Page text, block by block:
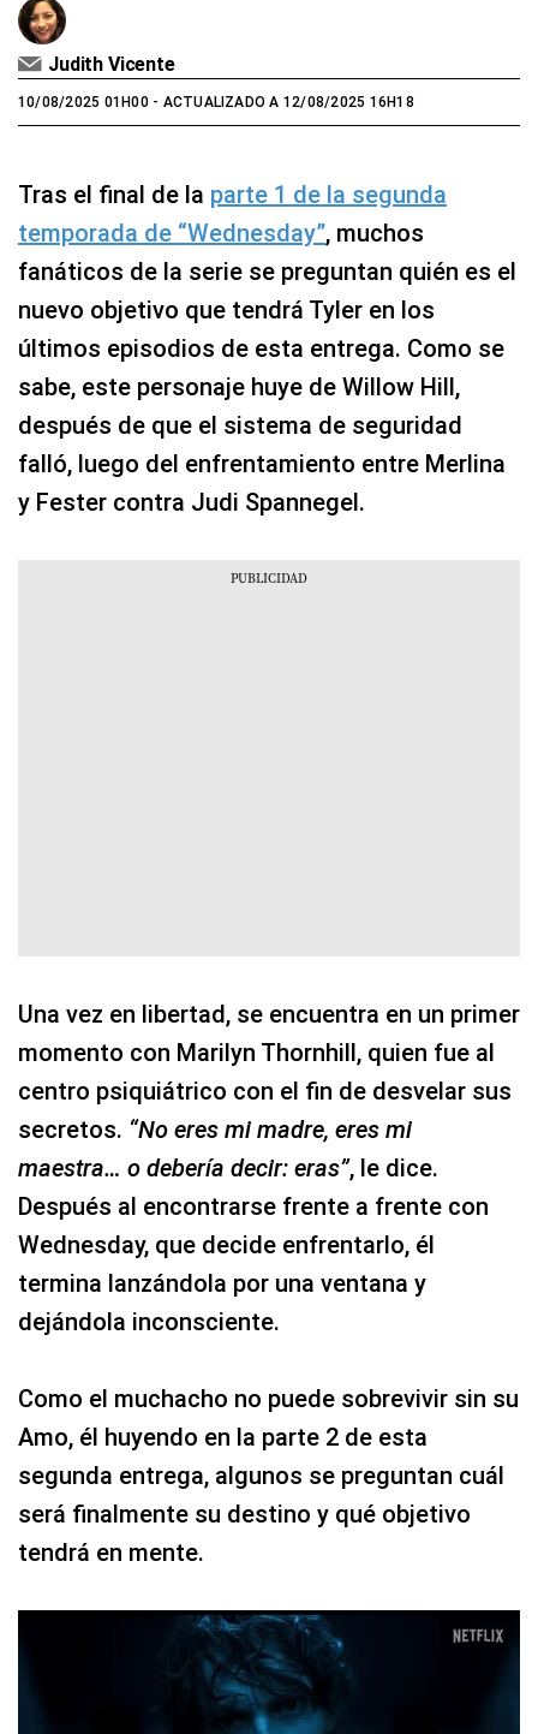
Judith Vicente
10/08/2025 01H00- ACTUALIZADO A 12/08/2025 16H18
Tras el final de la parte 1 de la segunda
temporada de “Wednesday”, muchos
fanáticos de la serie se preguntan quién es el
nuevo objetivo que tendrá Tyler en los
últimos episodios de esta entrega. Como se
sabe, este personaje huye de Willow Hill,
después de que el sistema de seguridad
falló, luego del enfrentamiento entre Merlina
y Fester contra Judi Spannegel.
Una vez en libertad, se encuentra en un primer
momento con Marilyn Thornhill, quien fue al
centro psiquiátrico con el fin de desvelar sus
secretos. “No eres mi madre, eres mi
maestra… o debería decir: eras”, le dice.
Después al encontrarse frente a frente con
Wednesday, que decide enfrentarlo, él
termina lanzándola por una ventana y
dejándola inconsciente.
Como el muchacho no puede sobrevivir sin su
Amo, él huyendo en la parte 2 de esta
segunda entrega, algunos se preguntan cuál
será finalmente su destino y qué objetivo
tendrá en mente.